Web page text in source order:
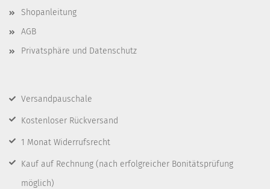
Shopanleitung
AGB
Privatsphäre und Datenschutz
Versandpauschale
Kostenloser Rückversand
1 Monat Widerrufsrecht
Kauf auf Rechnung (nach erfolgreicher Bonitätsprüfung
möglich)